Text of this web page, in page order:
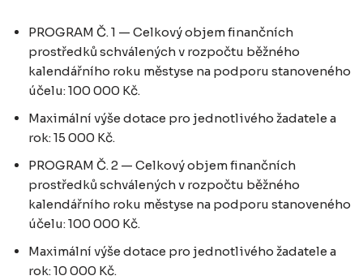
PROGRAM Č. 1 — Celkový objem finančních
prostředků schválených v rozpočtu běžného
kalendářního roku městyse na podporu stanoveného
účelu: 100 000 Kč.
Maximální výše dotace pro jednotlivého žadatele a
rok: 15 000 Kč.
PROGRAM Č. 2 — Celkový objem finančních
prostředků schválených v rozpočtu běžného
kalendářního roku městyse na podporu stanoveného
účelu: 100 000 Kč.
Maximální výše dotace pro jednotlivého žadatele a
rok: 10 000 Kč.